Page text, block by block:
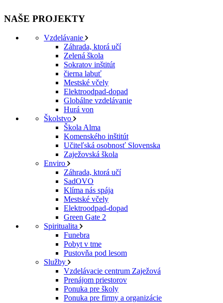
NAŠE PROJEKTY
Vzdelávanie
Záhrada, ktorá učí
Zelená škola
Sokratov inštitút
čierna labuť
Mestské včely
Elektroodpad-dopad
Globálne vzdelávanie
Hurá von
Školstvo
Škola Alma
Komenského inštitút
Učiteľská osobnosť Slovenska
Zaježovská škola
Enviro
Záhrada, ktorá učí
SadOVO
Klíma nás spája
Mestské včely
Elektroodpad-dopad
Green Gate 2
Spiritualita
Funebra
Pobyt v tme
Pustovňa pod lesom
Služby
Vzdelávacie centrum Zaježová
Prenájom priestorov
Ponuka pre školy
Ponuka pre firmy a organizácie